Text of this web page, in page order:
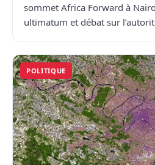
sommet Africa Forward à
ultimatum et débat sur
POLITIQUE